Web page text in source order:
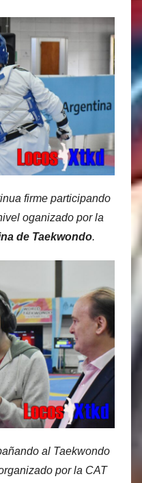
firme participando
oganizado por la
de Taekwondo.
al Taekwondo
por la CAT